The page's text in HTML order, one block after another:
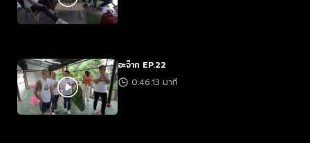
อะจ๊าก EP.22
0:46:13 นาที